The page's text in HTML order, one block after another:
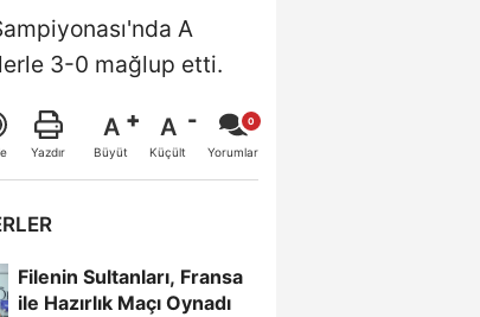
A
3-0 mağlup etti.
Yazdır
A
Büyüt
A
Küçült Yorumlar
Filenin Sultanları, Fransa
ile Hazırlık Maçı Oynadı